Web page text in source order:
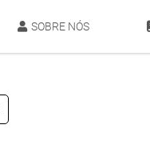
SOBRE NÓS